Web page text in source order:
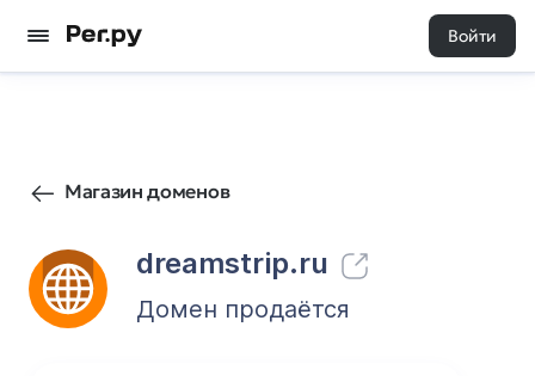
Войти
Магазин доменов
dreamstrip.ru
80 0
Домен продаётся